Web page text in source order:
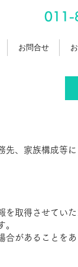
011-
お問合せ
先、家族構成等に
を取得させていた
。
合があることを